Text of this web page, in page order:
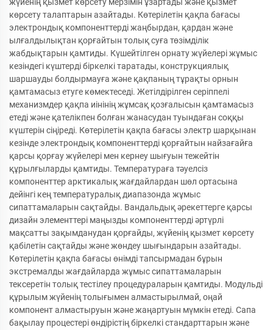
көрсету талаптарын азайтады. Көтерілетін қақпа бағасы
электрондық компоненттерді жаңбырдан, қардан және
ылғалдылықтан қорғайтын толық суға төзімділік
жабдықтарын қамтиды. Күшейтілген орнату жүйелері жұмыс
кезіндегі күштерді біркелкі таратады, конструкциялық
шаршауды болдырмауға және қақпаның тұрақты орнын
қамтамасыз етуге көмектеседі. Жетілдірілген серіппелі
механизмдер қақпа иінінің жұмсақ қозғалысын қамтамасыз
етеді және қателікпен болған жанасудан туындаған соққы
күштерін сіңіреді. Көтерілетін қақпа бағасы электр шарқынан
кезінде электрондық компоненттерді қорғайтын найзағайға
қарсы қорғау жүйелері мен кернеу шығуын тежейтін
құрылғыларды қамтиды. Температураға тәуелсіз
компоненттер арктикалық жағдайлардан шөл ортасына
дейінгі кең температуралық диапазонда жұмыс
сипаттамаларын сақтайды. Вандальдық әрекеттерге қарсы
дизайн элементтері маңызды компоненттерді әртүрлі
мақсатты зақымданудан қорғайды, жүйенің қызмет көрсету
қабілетін сақтайды және жөндеу шығындарын азайтады.
Көтерілетін қақпа бағасы өнімді тапсырмадан бұрын
экстремалды жағдайларда жұмыс сипаттамаларын
тексеретін толық тестілеу процедураларын қамтиды. Модульді
құрылым жүйенің толығымен алмастырылмай, оңай
компонент алмастыруын және жаңартуын мүмкін етеді. Сапа
бақылау процестері өндірістің біркелкі стандарттарын және